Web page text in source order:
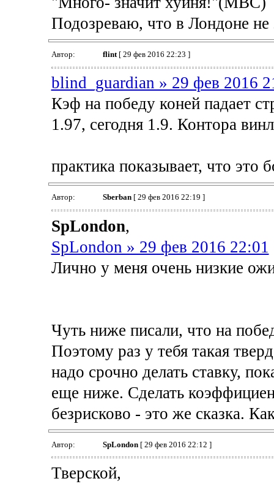
Подозреваю, что в Лондоне
Автор: flint[ 29 фев 2016 22:23 ]
blind_guardian » 29 фев 2016
Кэф на победу коней падает
1.97, сегодня 1.9. Контора
практика показывает, что
Автор: Sberban[ 29 фев 2016 22:19 ]
SpLondon,
SpLondon » 29 фев 2016 22:01
Лично у меня очень низкие
Чуть ниже писали, что на
Поэтому раз у тебя такая
надо срочно делать ставку,
еще ниже. Сделать
безрисково - это же сказка.
Автор: SpLondon[ 29 фев 2016 22:12 ]
Тверской,